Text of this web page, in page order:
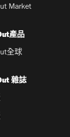
Market
產品
全球
雜誌